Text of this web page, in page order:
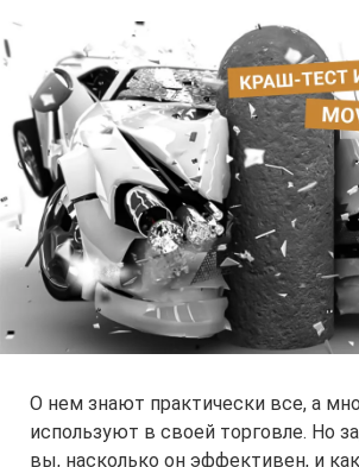
О нем знают практически все, а
используют в своей торговле. Но
вы, насколько он эффективен, и